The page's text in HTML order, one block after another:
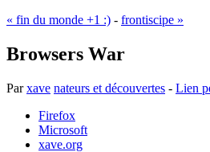
« fin du monde +1 :) - frontiscipe »
Browsers War
Parxave nateurs et découvertes - Lien
Firefox
Microsoft
xave.org